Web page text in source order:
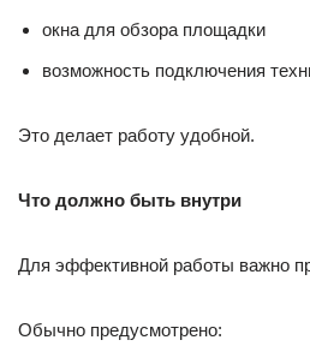
окна для обзора площадки
возможность подключения
Это делает работу удобной.
Что должно быть внутри
Для эффективной работы важно
Обычно предусмотрено: